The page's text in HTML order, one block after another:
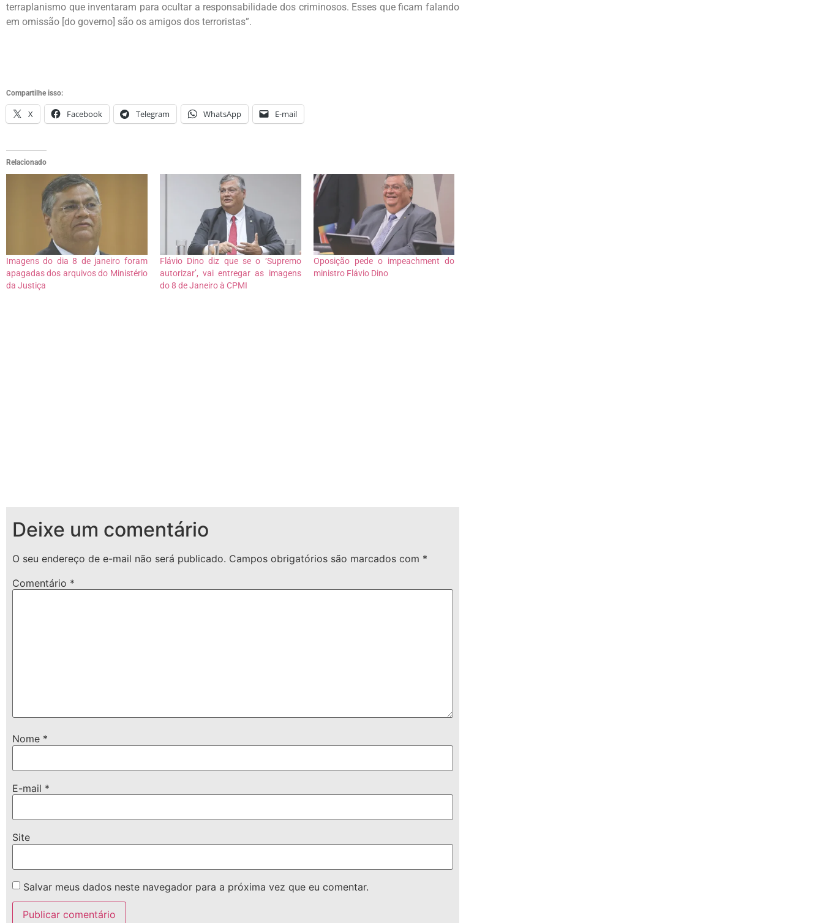
terraplanismo que inventaram para ocultar a responsabilidade dos criminosos. Esses que ficam falando
em omissão [do governo] são os amigos dos terroristas”.
Compartilhe isso:
X Facebook Telegram WhatsApp E-mail
Relacionado
Imagens do dia 8 de janeiro foram
apagadas dos arquivos do Ministério
da Justiça
Flávio Dino diz que se o ‘Supremo
autorizar’, vai entregar as imagens
do 8 de Janeiro à CPMI
Oposição pede o impeachment do
ministro Flávio Dino
Deixe um comentário
O seu endereço de e-mail não será publicado. Campos obrigatórios são marcados com *
Comentário *
Nome *
E-mail *
Site
Salvar meus dados neste navegador para a próxima vez que eu comentar.